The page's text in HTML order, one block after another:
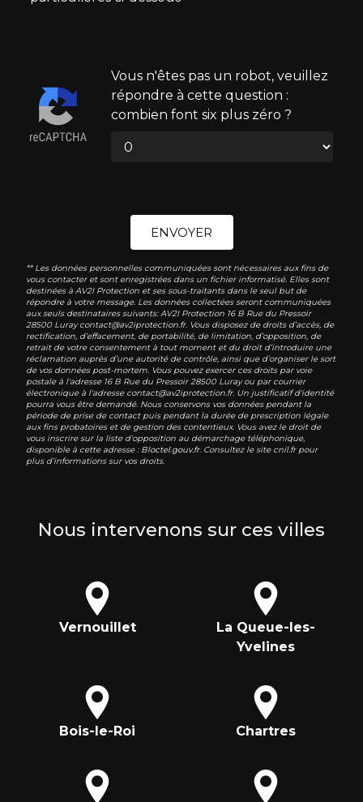
Vous n'êtes pas un robot, veuillez
répondre à cette question :
combien font six plus zéro ?
ENVOYER
** Les données personnelles communiquées sont nécessaires aux fins de
vous contacter et sont enregistrées dans un fichier informatisé. Elles sont
destinées à AV2I Protection et ses sous-traitants dans le seul but de
répondre à votre message. Les données collectées seront communiquées
aux seuls destinataires suivants: AV2I Protection 16 B Rue du Pressoir
28500 Luray contact@av2iprotection.fr. Vous disposez de droits d’accès, de
rectification, d’effacement, de portabilité, de limitation, d’opposition, de
retrait de votre consentement à tout moment et du droit d’introduire une
réclamation auprès d’une autorité de contrôle, ainsi que d’organiser le sort
de vos données post-mortem. Vous pouvez exercer ces droits par voie
postale à l'adresse 16 B Rue du Pressoir 28500 Luray ou par courrier
électronique à l'adresse contact@av2iprotection.fr. Un justificatif d'identité
pourra vous être demandé. Nous conservons vos données pendant la
période de prise de contact puis pendant la durée de prescription légale
aux fins probatoires et de gestion des contentieux. Vous avez le droit de
vous inscrire sur la liste d'opposition au démarchage téléphonique,
disponible à cette adresse : Bloctel.gouv.fr. Consultez le site cnil.fr pour
plus d’informations sur vos droits.
Nous intervenons sur ces villes
Vernouillet
La Queue-les-
Yvelines
Bois-le-Roi Chartres